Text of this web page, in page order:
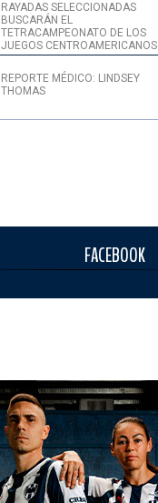
RAYADAS SELECCIONADAS
BUSCARÁN EL
TETRACAMPEONATO DE LOS
JUEGOS CENTROAMERICANOS
REPORTE MÉDICO: LINDSEY
THOMAS
FACEBOOK